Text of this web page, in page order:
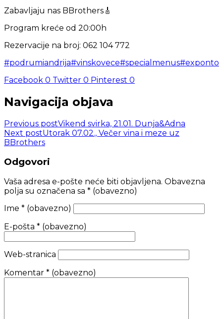
Zabavljaju nas BBrothers🎸
Program kreće od 20:00h
Rezervacije na broj: 062 104 772
#podrumiandrija#vinskovece#specialmenus#exponto
Facebook 0 Twitter 0 Pinterest 0
Navigacija objava
Previous postVikend svirka, 21.01. Dunja&Adna
Next postUtorak 07.02., Večer vina i meze uz
BBrothers
Odgovori
Vaša adresa e-pošte neće biti objavljena. Obavezna
polja su označena sa * (obavezno)
Ime * (obavezno)
E-pošta * (obavezno)
Web-stranica
Komentar * (obavezno)